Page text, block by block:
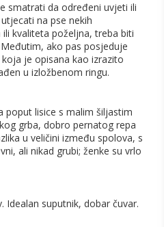
smatrati da određeni uvjeti ili
na pse nekih
kvaliteta poželjna, treba biti
ako pas posjeduje
je opisana kao izrazito
u izložbenom ringu.
poput lisice s malim šiljastim
grba, dobro pernatog repa
u veličini između spolova, s
ali nikad grubi; ženke su vrlo
Idealan suputnik, dobar čuvar.